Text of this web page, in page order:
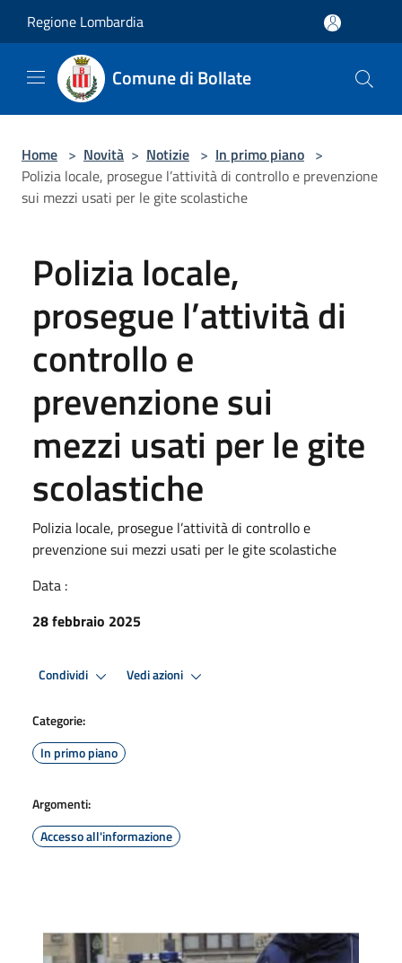
Regione Lombardia
Comune di Bollate
Home > Novità > Notizie > In primo piano >
Polizia locale, prosegue l’attività di controllo e prevenzione
sui mezzi usati per le gite scolastiche
Polizia locale,
prosegue l’attività di
controllo e
prevenzione sui
mezzi usati per le gite
scolastiche
Polizia locale, prosegue l’attività di controllo e
prevenzione sui mezzi usati per le gite scolastiche
Data :
28 febbraio 2025
Condividi Vedi azioni
Categorie:
In primo piano
Argomenti:
Accesso all'informazione